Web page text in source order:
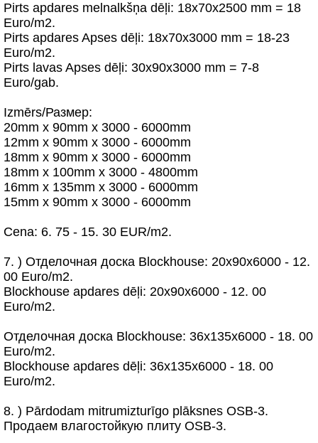
Pirts apdares melnalkšņa dēļi: 18x70x2500 mm = 18
Euro/m2.
Pirts apdares Apses dēļi: 18x70x3000 mm = 18-23
Euro/m2.
Pirts lavas Apses dēļi: 30x90x3000 mm = 7-8
Euro/gab.
Izmērs/Размер:
20mm x 90mm x 3000 - 6000mm
12mm x 90mm x 3000 - 6000mm
18mm x 90mm x 3000 - 6000mm
18mm x 100mm x 3000 - 4800mm
16mm x 135mm x 3000 - 6000mm
15mm x 90mm x 3000 - 6000mm
Cena: 6. 75 - 15. 30 EUR/m2.
7. ) Отделочная доска Blockhouse: 20x90x6000 - 12.
00 Euro/m2.
Blockhouse apdares dēļi: 20x90x6000 - 12. 00
Euro/m2.
Отделочная доска Blockhouse: 36x135x6000 - 18. 00
Euro/m2.
Blockhouse apdares dēļi: 36x135x6000 - 18. 00
Euro/m2.
8. ) Pārdodam mitrumizturīgo plāksnes OSB-3.
Продаем влагостойкую плиту OSB-3.